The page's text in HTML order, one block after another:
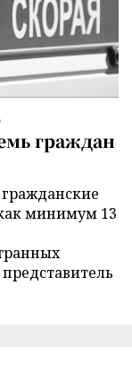
граждан
минимум 13